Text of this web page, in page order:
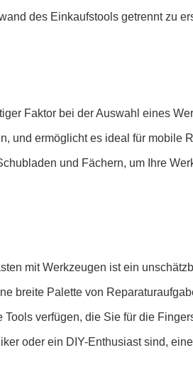
des Einkaufstools getrennt zu
Faktor bei der Auswahl eines
und ermöglicht es ideal für
und Fächern, um Ihre
mit Werkzeugen ist ein
breite Palette von
verfügen, die Sie für die
oder ein DIY-Enthusiast sind,